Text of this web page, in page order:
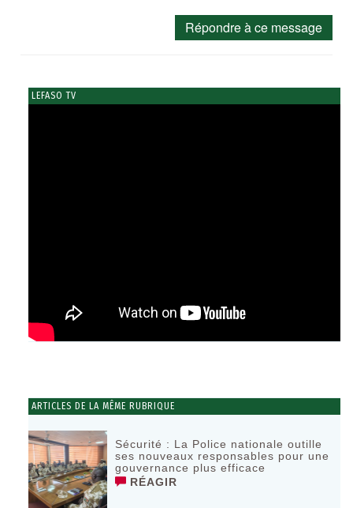
Répondre à ce message
LEFASO TV
ARTICLES DE LA MÊME RUBRIQUE
Sécurité : La Police nationale outille
ses nouveaux responsables pour une
gouvernance plus efficace
RÉAGIR